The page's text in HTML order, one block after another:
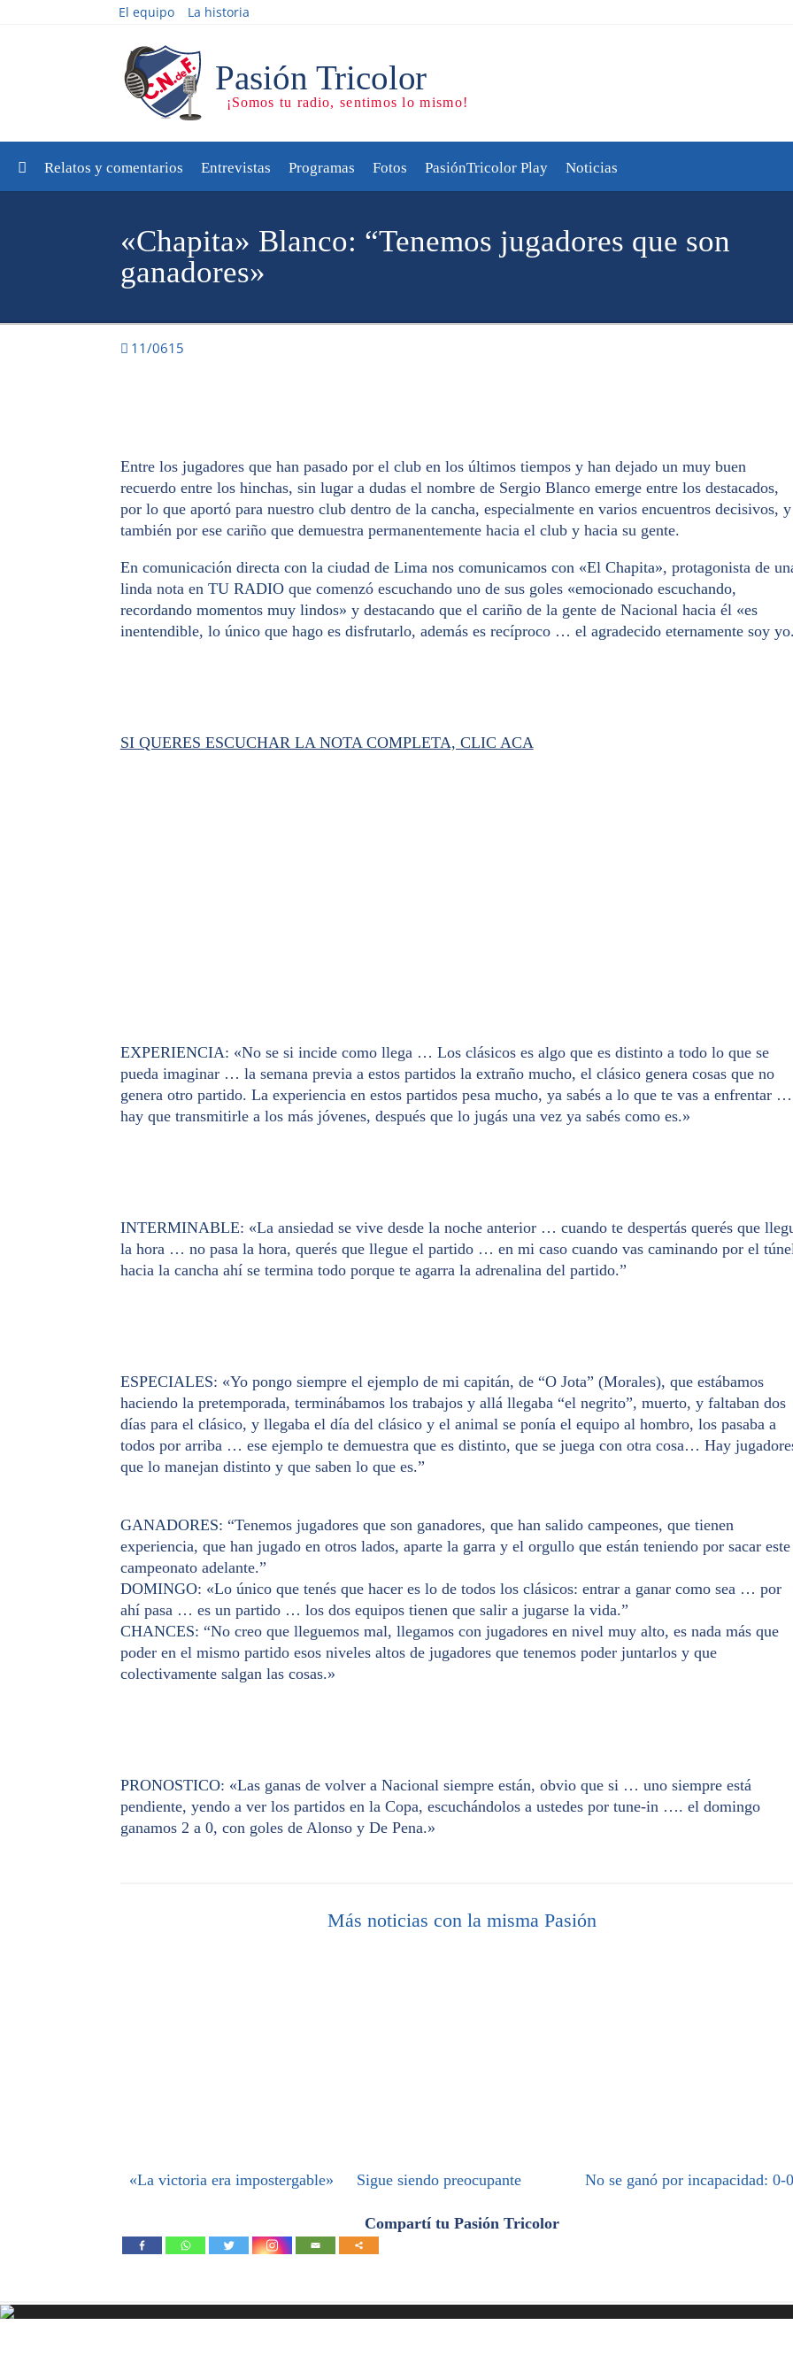
El equipo La historia
Relatos y comentarios Entrevistas Programas Fotos PasiónTricolor Play Noticias
«Chapita» Blanco: “Tenemos jugadores que son
ganadores»
11/0615
Entre los jugadores que han pasado por el club en los últimos tiempos y han dejado un muy buen
recuerdo entre los hinchas, sin lugar a dudas el nombre de Sergio Blanco emerge entre los destacados,
por lo que aportó para nuestro club dentro de la cancha, especialmente en varios encuentros decisivos, y
también por ese cariño que demuestra permanentemente hacia el club y hacia su gente.
En comunicación directa con la ciudad de Lima nos comunicamos con «El Chapita», protagonista de
linda nota en TU RADIOque comenzó escuchando uno de sus goles «emocionado escuchando,
recordando momentos muy lindos» y destacando que el cariño de la gente de Nacional hacia él «es
inentendible, lo único que hago es disfrutarlo, además es recíproco … el agradecido eternamente soy
SI QUERES ESCUCHAR LA NOTA COMPLETA, CLIC ACA
EXPERIENCIA: «No se si incide como llega … Los clásicos es algo que es distinto a todo lo que se
pueda imaginar … la semana previa a estos partidos la extraño mucho, el clásico genera cosas que no
genera otro partido. La experiencia en estos partidos pesa mucho, ya sabés a lo que te vas a enfrentar …
hay que transmitirle a los más jóvenes, después que lo jugás una vez ya sabés como es.»
INTERMINABLE: «La ansiedad se vive desde la noche anterior … cuando te despertás querés que
la hora … no pasa la hora, querés que llegue el partido … en mi caso cuando vas caminando por el
hacia la cancha ahí se termina todo porque te agarra la adrenalina del partido.”
ESPECIALES: «Yo pongo siempre el ejemplo de mi capitán, de “O Jota” (Morales), que estábamos
haciendo la pretemporada, terminábamos los trabajos y allá llegaba “el negrito”, muerto, y faltaban dos
días para el clásico, y llegaba el día del clásico y el animal se ponía el equipo al hombro, los pasaba a
todos por arriba … ese ejemplo te demuestra que es distinto, que se juega con otra cosa… Hay
que lo manejan distinto y que saben lo que es.”
GANADORES: “Tenemos jugadores que son ganadores, que han salido campeones, que tienen
experiencia, que han jugado en otros lados, aparte la garra y el orgullo que están teniendo por sacar este
campeonato adelante.”
DOMINGO: «Lo único que tenés que hacer es lo de todos los clásicos: entrar a ganar como sea … por
ahí pasa … es un partido … los dos equipos tienen que salir a jugarse la vida.”
CHANCES: “No creo que lleguemos mal, llegamos con jugadores en nivel muy alto, es nada más que
poder en el mismo partido esos niveles altos de jugadores que tenemos poder juntarlos y que
colectivamente salgan las cosas.»
PRONOSTICO: «Las ganas de volver a Nacional siempre están, obvio que si … uno siempre está
pendiente, yendo a ver los partidos en la Copa, escuchándolos a ustedes por tune-in …. el domingo
ganamos 2 a 0, con goles de Alonso y De Pena.»
Más noticias con la misma Pasión
«La victoria era impostergable» Sigue siendo preocupante No se ganó por incapacidad: 0-0
Compartí tu Pasión Tricolor